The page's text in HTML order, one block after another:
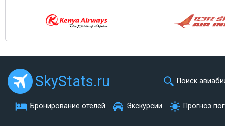
SkyStats.ru Поиск
Бронирование отелей Экскурсии Прогноз